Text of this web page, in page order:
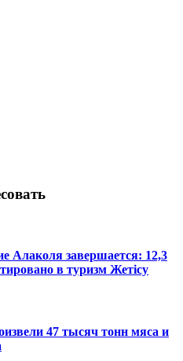
Алаколя завершается: 12,3
в туризм Жетісу
47 тысяч тонн мяса и